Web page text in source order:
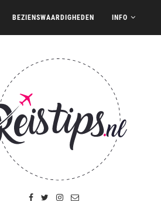
BEZIENSWAARDIGHEDEN INFO